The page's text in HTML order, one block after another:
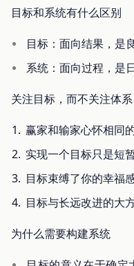
目标和系统有什么区别
目标：面向结果，是
系统：面向过程，是
关注目标，而不关注体
赢家和输家心怀相同
实现一个目标只是短
目标束缚了你的幸福
目标与长远改进的大
为什么需要构建系统